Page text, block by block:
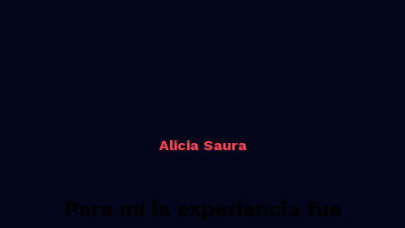
Alicia Saura
Para mí la experiencia fue